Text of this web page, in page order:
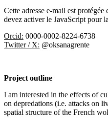
Cette adresse e-mail est
devez activer le JavaScript pour
Orcid: 0000-0002-8224-6738
Twitter / X: @oksanagrente
Project outline
I am interested in the effects of
on depredations (i.e. attacks on
spatial structure of the French